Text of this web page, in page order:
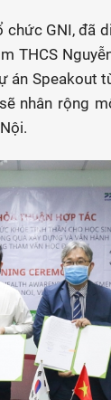
GNI, đã
án Speakout
nhân rộng